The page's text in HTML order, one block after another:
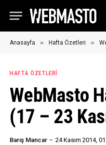
Anasayfa » Hafta Özetleri »
HAFTA ÖZETLERI
WebMasto
(17 – 23
Barış Mancar 24 Kasım 2014,